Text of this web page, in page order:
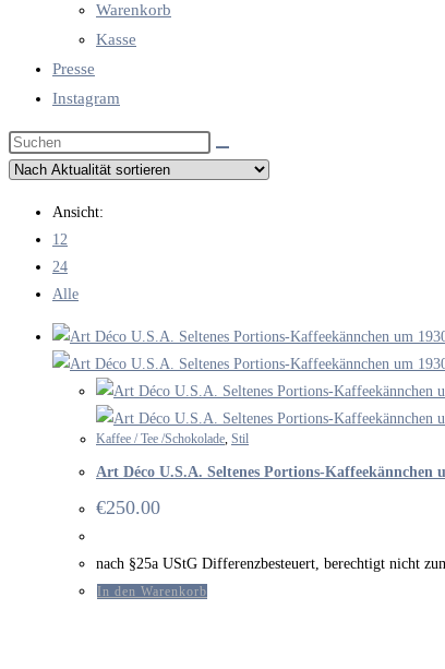
Warenkorb
Kasse
Presse
Instagram
Diese
Website
Ansicht:
12
24
Alle
Kaffee / Tee /Schokolade, Stil
Art Déco U.S.A. Seltenes Portions-Kaffeekännchen
€250.00
nach §25a UStG Differenzbesteuert, berechtigt nicht
In den Warenkorb